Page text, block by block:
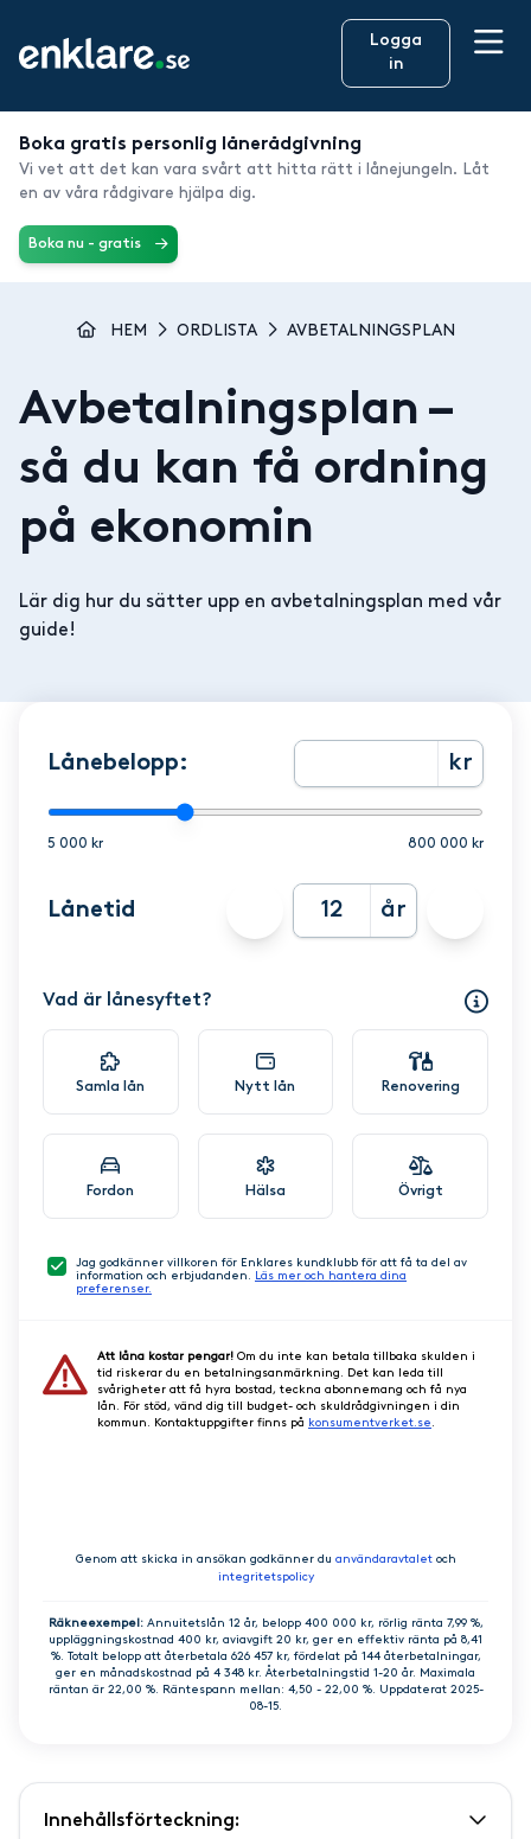
Logga
in
Boka gratis personlig lånerådgivning
Vi vet att det kan vara svårt att hitta rätt i lånejungeln. Låt
en av våra rådgivare hjälpa dig.
Boka nu - gratis
HEM ORDLISTA AVBETALNINGSPLAN
Avbetalningsplan –
så du kan få ordning
på ekonomin
Lär dig hur du sätter upp en avbetalningsplan med vår
guide!
Innehållsförteckning:
Lånebelopp: kr
5 000 kr 800 000 kr
Lånetid år
Vad är lånesyftet?
Samla lån Nytt lån Renovering
Fordon Hälsa Övrigt
Jag godkänner villkoren för Enklares kundklubb för att få ta del av
information och erbjudanden. Läs mer och hantera dina
preferenser.
Att låna kostar pengar! Om du inte kan betala tillbaka skulden i
tid riskerar du en betalningsanmärkning. Det kan leda till
svårigheter att få hyra bostad, teckna abonnemang och få nya
lån. För stöd, vänd dig till budget- och skuldrådgivningen i din
kommun. Kontaktuppgifter finns på konsumentverket.se.
Genom att skicka in ansökan godkänner du användaravtaletoch
integritetspolicy
Räkneexempel: Annuitetslån 12 år, belopp 400 000 kr, rörlig ränta 7,99 %,
uppläggningskostnad 400 kr, aviavgift 20 kr, ger en effektiv ränta på 8,41
%. Totalt belopp att återbetala 626 457 kr, fördelat på 144 återbetalningar,
ger en månadskostnad på 4 348 kr. Återbetalningstid 1-20 år. Maximala
räntan är 22,00 %. Räntespann mellan: 4,50 - 22,00 %. Uppdaterat 2025-
08-15.